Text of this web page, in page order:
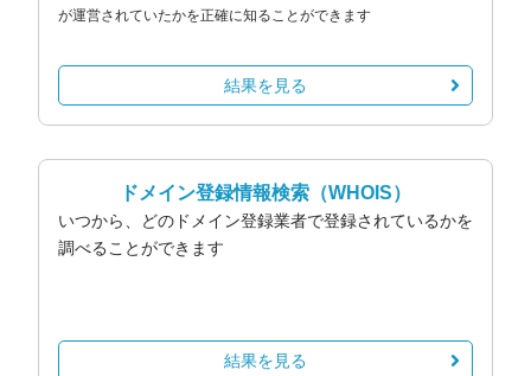
が運営されていたかを正確に知ることができます
結果を見る
ドメイン登録情報検索 （WHOIS）
いつから、どのドメイン登録業者で登録されているかを
調べることができます
結果を見る